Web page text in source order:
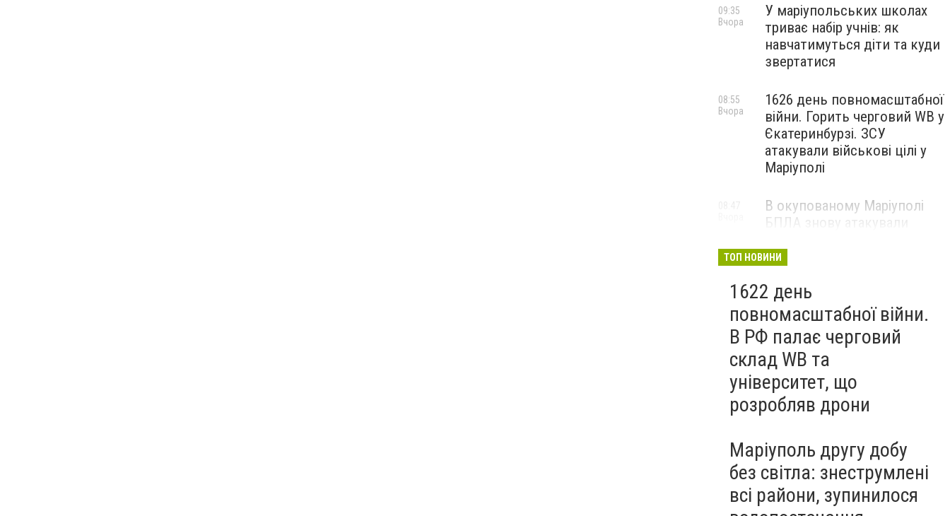
У маріупольських школах
триває набір учнів: як
навчатимуться діти та куди
звертатися
09:35
Вчора
1626 день повномасштабної
війни. Горить черговий WB у
Єкатеринбурзі. ЗСУ
атакували військові цілі у
Маріуполі
08:55
Вчора
В окупованому Маріуполі
БПЛА знову атакували
— ВІДЕО
ТОП НОВИНИ
1622 день
повномасштабної війни.
В РФ палає черговий
склад WB та
університет, що
розробляв дрони
Маріуполь другу добу
без світла: знеструмлені
всі райони, зупинилося